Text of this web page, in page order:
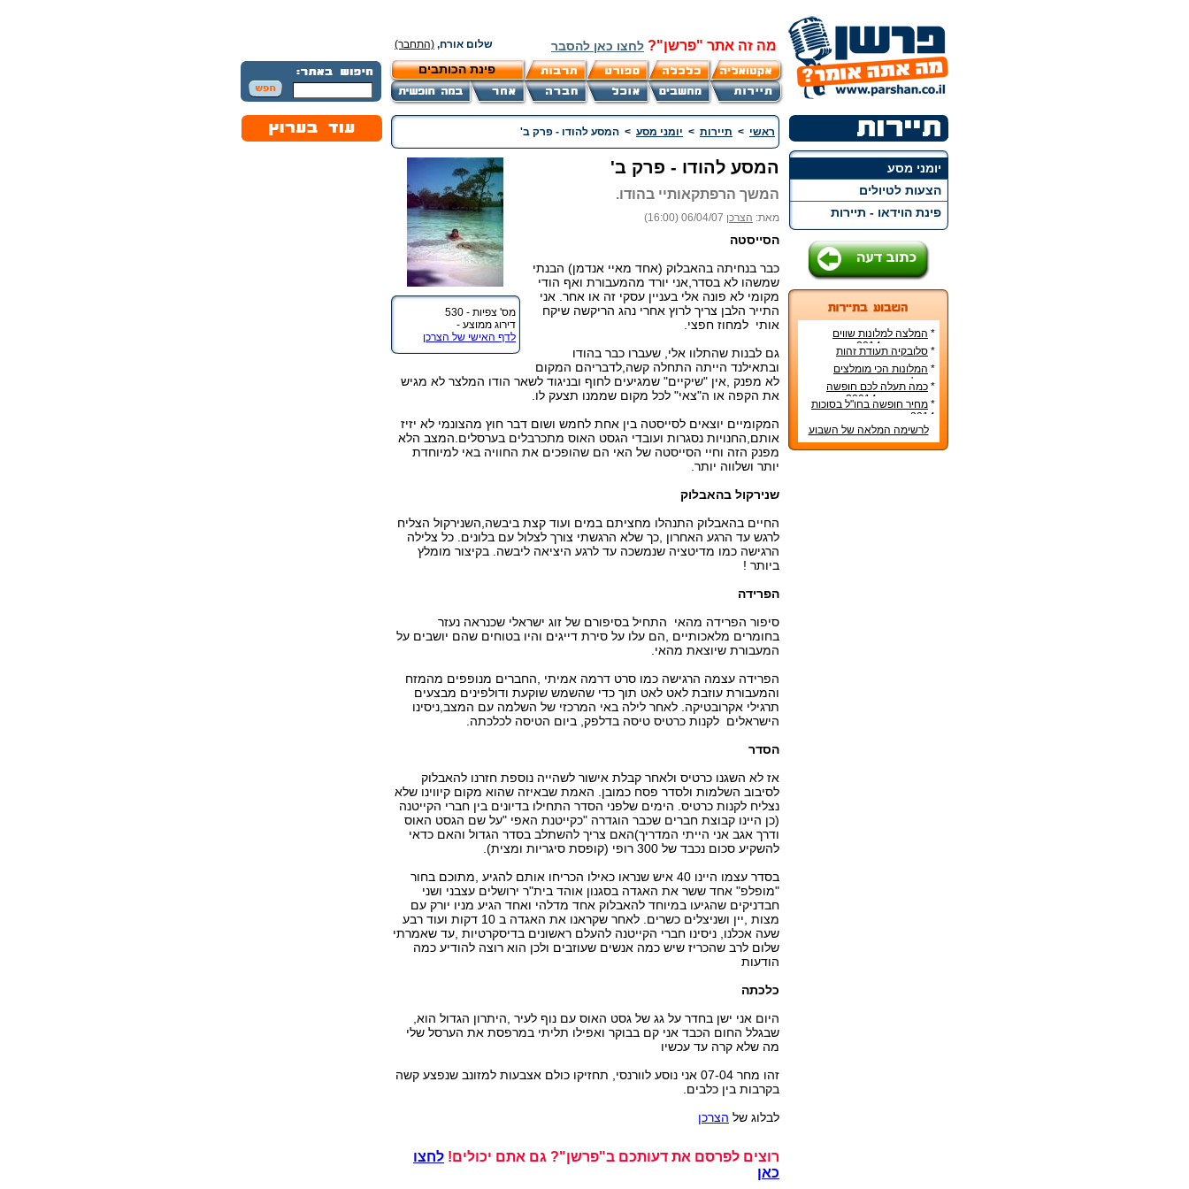
מה זה אתר "פרשן"? לחצו כאן להסבר שלום אורח, (התחבר)
פינת הכותבים
יומני מסע
הצעות לטיולים
פינת הוידאו - תיירות
* המלצה למלונות שווים
ברומא בקיץ 2014
* סלובקיה תעודת זהות
* המלונות הכי מומלצים
בבייג'ינג
* כמה תעלה לכם חופשה
בראש השנה 2014?
* מחיר חופשה בחו"ל בסוכות
2014
לרשימה המלאה של השבוע
ראשי > תיירות > יומני מסע > המסע להודו - פרק ב'
מס' צפיות - 530
דירוג ממוצע -
לדף האישי של הצרכן
המסע להודו - פרק ב'
המשך הרפתקאותיי בהודו.
מאת: הצרכן 06/04/07 (16:00)
הסייסטה
כבר בנחיתה בהאבלוק (אחד מאיי אנדמן) הבנתי
שמשהו לא בסדר,אני יורד מהמעבורת ואף הודי
מקומי לא פונה אלי בעניין עסקי זה או אחר. אני
התייר הלבן צריך לרוץ אחרי נהג הריקשה שיקח
אותי למחוז חפצי.
גם לבנות שהתלוו אלי, שעברו כבר בהודו
ובתאילנד הייתה התחלה קשה,לדבריהם המקום
לא מפנק ,אין "שיקיים" שמגיעים לחוף ובניגוד לשאר הודו המלצר לא מגיש
את הקפה או ה"צאי" לכל מקום שממנו תצעק לו.
המקומיים יוצאים לסייסטה בין אחת לחמש ושום דבר חוץ מהצונמי לא יזיז
אותם,החנויות נסגרות ועובדי הגסט האוס מתכרבלים בערסלים.המצב הלא
מפנק הזה וחיי הסייסטה של האי הם שהופכים את החוויה באי למיוחדת
יותר ושלווה יותר.
שנירקול בהאבלוק
החיים בהאבלוק התנהלו מחציתם במים ועוד קצת ביבשה,השנירקול הצליח
לרגש עד הרגע האחרון ,כך שלא הרגשתי צורך לצלול עם בלונים. כל צלילה
הרגישה כמו מדיטציה שנמשכה עד לרגע היציאה ליבשה. בקיצור מומלץ
ביותר !
הפרידה
סיפור הפרידה מהאי התחיל בסיפורם של זוג ישראלי שכנראה נעזר
בחומרים מלאכותיים ,הם עלו על סירת דייגים והיו בטוחים שהם יושבים על
המעבורת שיוצאת מהאי.
הפרידה עצמה הרגישה כמו סרט דרמה אמיתי ,החברים מנופפים מהמזח
והמעבורת עוזבת לאט לאט תוך כדי שהשמש שוקעת ודולפינים מבצעים
תרגילי אקרובטיקה. לאחר לילה באי המרכזי של השלמה עם המצב,ניסינו
הישראלים לקנות כרטיס טיסה בדלפק, ביום הטיסה לכלכתה.
הסדר
אז לא השגנו כרטיס ולאחר קבלת אישור לשהייה נוספת חזרנו להאבלוק
לסיבוב השלמות ולסדר פסח כמובן. האמת שבאיזה שהוא מקום קיווינו שלא
נצליח לקנות כרטיס. הימים שלפני הסדר התחילו בדיונים בין חברי הקייטנה
(כן היינו קבוצת חברים שכבר הוגדרה "כקייטנת האפי "על שם הגסט האוס
ודרך אגב אני הייתי המדריך)האם צריך להשתלב בסדר הגדול והאם כדאי
להשקיע סכום נכבד של 300 רופי (קופסת סיגריות ומצית).
בסדר עצמו היינו 40 איש שנראו כאילו הכריחו אותם להגיע ,מתוכם בחור
"מופלפ" אחד ששר את האגדה בסגנון אוהד בית"ר ירושלים עצבני ושני
חבדניקים שהגיעו במיוחד להאבלוק אחד מדלהי ואחד הגיע מניו יורק עם
מצות ,יין ושניצלים כשרים. לאחר שקראנו את האגדה ב 10 דקות ועוד רבע
שעה אכלנו, ניסינו חברי הקייטנה להעלם ראשונים בדיסקרטיות ,עד שאמרתי
שלום לרב שהכריז שיש כמה אנשים שעוזבים ולכן הוא רוצה להודיע כמה
הודעות
כלכתה
היום אני ישן בחדר על גג של גסט האוס עם נוף לעיר ,היתרון הגדול הוא,
שבגלל החום הכבד אני קם בבוקר ואפילו תליתי במרפסת את הערסל שלי
מה שלא קרה עד עכשיו
זהו מחר 07-04 אני נוסע לוורנסי, תחזיקו כולם אצבעות למזונב שנפצע קשה
בקרבות בין כלבים.
לבלוג של הצרכן
רוצים לפרסם את דעותכם ב"פרשן"? גם אתם יכולים! לחצו
כאן